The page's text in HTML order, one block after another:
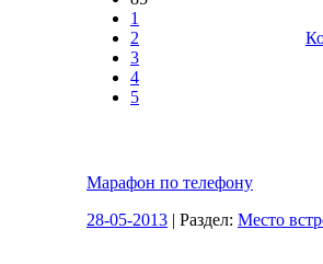
1
2
3
4
5
Марафон по телефону
28-05-2013 | Раздел: Место